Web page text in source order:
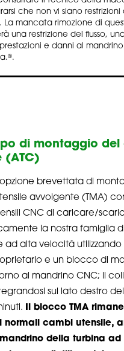
che non vi siano restrizioni
La mancata rimozione di
una restrizione del flusso,
e danni al
®.
di montaggio del
(ATC)
opzione brevettata di
avvolgente (TMA)
CNC di caricare/
la nostra famiglia
ad alta velocità utilizzando
e un blocco di
al mandrino CNC; il
sul lato destro
Il blocco TMA
normali cambi utensile,
della turbina ad